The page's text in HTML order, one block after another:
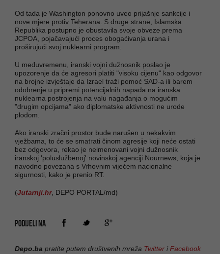
Od tada je Washington ponovno uveo prijašnje sankcije i
nove mjere protiv Teherana. S druge strane, Islamska
Republika postupno je obustavila svoje obveze prema
JCPOA, pojačavajući proces obogaćivanja urana i
proširujući svoj nuklearni program.
U međuvremenu, iranski vojni dužnosnik poslao je
upozorenje da će agresori platiti "visoku cijenu" kao odgovor
na brojne izvještaje da Izrael traži pomoć SAD-a ili barem
odobrenje u pripremi potencijalnih napada na iranska
nuklearna postrojenja na valu nagađanja o mogućim
"drugim opcijama" ako diplomatske aktivnosti ne urode
plodom.
Ako iranski zračni prostor bude narušen u nekakvim
vježbama, to će se smatrati činom agresije koji neće ostati
bez odgovora, rekao je neimenovani vojni dužnosnik
iranskoj 'poluslužbenoj' novinskoj agenciji Nournews, koja je
navodno povezana s Vrhovnim vijećem nacionalne
sigurnosti, kako je prenio RT.
(Jutarnji.hr, DEPO PORTAL/md)
PODIJELI NA
Depo.ba pratite putem društvenih mreža Twitter iFacebook